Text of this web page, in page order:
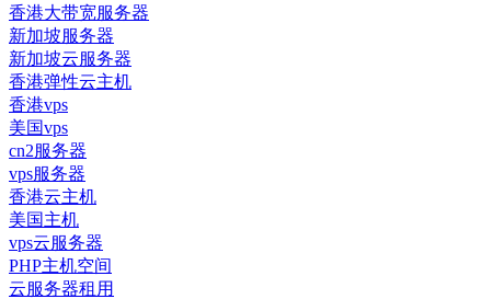
香港大带宽服务器
新加坡服务器
新加坡云服务器
香港弹性云主机
香港vps
美国vps
cn2服务器
vps服务器
香港云主机
美国主机
vps云服务器
PHP主机空间
云服务器租用